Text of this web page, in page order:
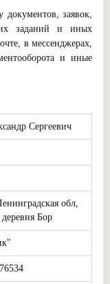
заявок,
заданий и иных
в мессенджерах,
и иные
Сергеевич
обл,
Бор